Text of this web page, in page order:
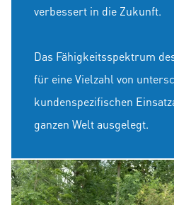
verbessert in die Zukunft.
Das Fähigkeitsspektrum
für eine Vielzahl von
kundenspezifischen
ganzen Welt ausgelegt.